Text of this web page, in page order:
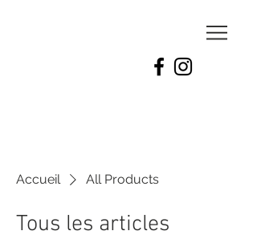
Accueil All Products
Tous les articles